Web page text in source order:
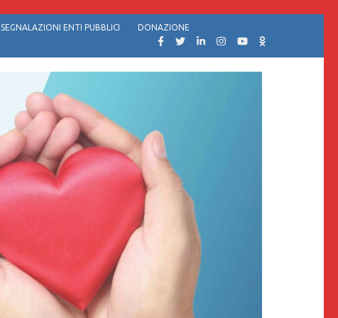
SEGNALAZIONI ENTI PUBBLICI DONAZIONE